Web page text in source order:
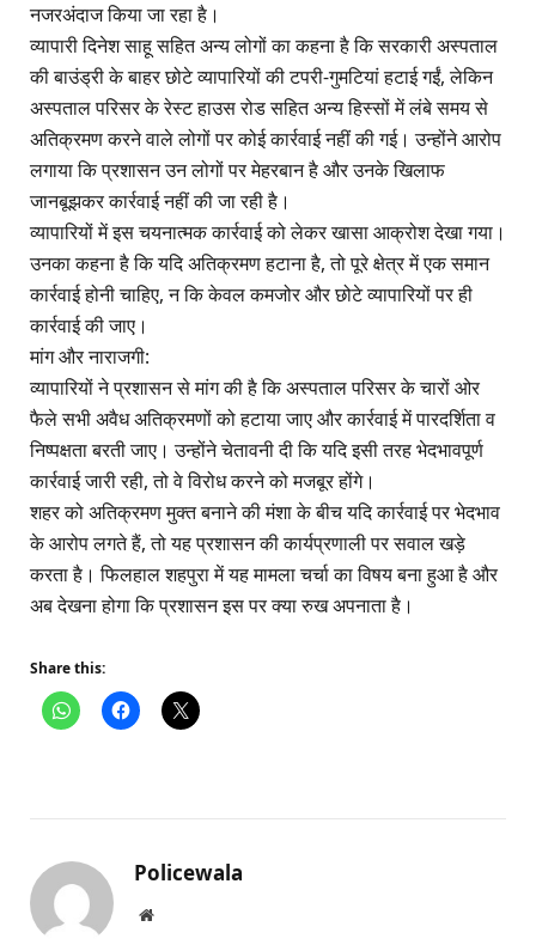
नजरअंदाज किया जा रहा है।
व्यापारी दिनेश साहू सहित अन्य लोगों का कहना है कि सरकारी अस्पताल
की बाउंड्री के बाहर छोटे व्यापारियों की टपरी-गुमटियां हटाई गईं, लेकिन
अस्पताल परिसर के रेस्ट हाउस रोड सहित अन्य हिस्सों में लंबे समय से
अतिक्रमण करने वाले लोगों पर कोई कार्रवाई नहीं की गई। उन्होंने आरोप
लगाया कि प्रशासन उन लोगों पर मेहरबान है और उनके खिलाफ
जानबूझकर कार्रवाई नहीं की जा रही है।
व्यापारियों में इस चयनात्मक कार्रवाई को लेकर खासा आक्रोश देखा गया।
उनका कहना है कि यदि अतिक्रमण हटाना है, तो पूरे क्षेत्र में एक समान
कार्रवाई होनी चाहिए, न कि केवल कमजोर और छोटे व्यापारियों पर ही
कार्रवाई की जाए।
मांग और नाराजगी:
व्यापारियों ने प्रशासन से मांग की है कि अस्पताल परिसर के चारों ओर
फैले सभी अवैध अतिक्रमणों को हटाया जाए और कार्रवाई में पारदर्शिता व
निष्पक्षता बरती जाए। उन्होंने चेतावनी दी कि यदि इसी तरह भेदभावपूर्ण
कार्रवाई जारी रही, तो वे विरोध करने को मजबूर होंगे।
शहर को अतिक्रमण मुक्त बनाने की मंशा के बीच यदि कार्रवाई पर भेदभाव
के आरोप लगते हैं, तो यह प्रशासन की कार्यप्रणाली पर सवाल खड़े
करता है। फिलहाल शहपुरा में यह मामला चर्चा का विषय बना हुआ है और
अब देखना होगा कि प्रशासन इस पर क्या रुख अपनाता है।
Share this:
Policewala
Website